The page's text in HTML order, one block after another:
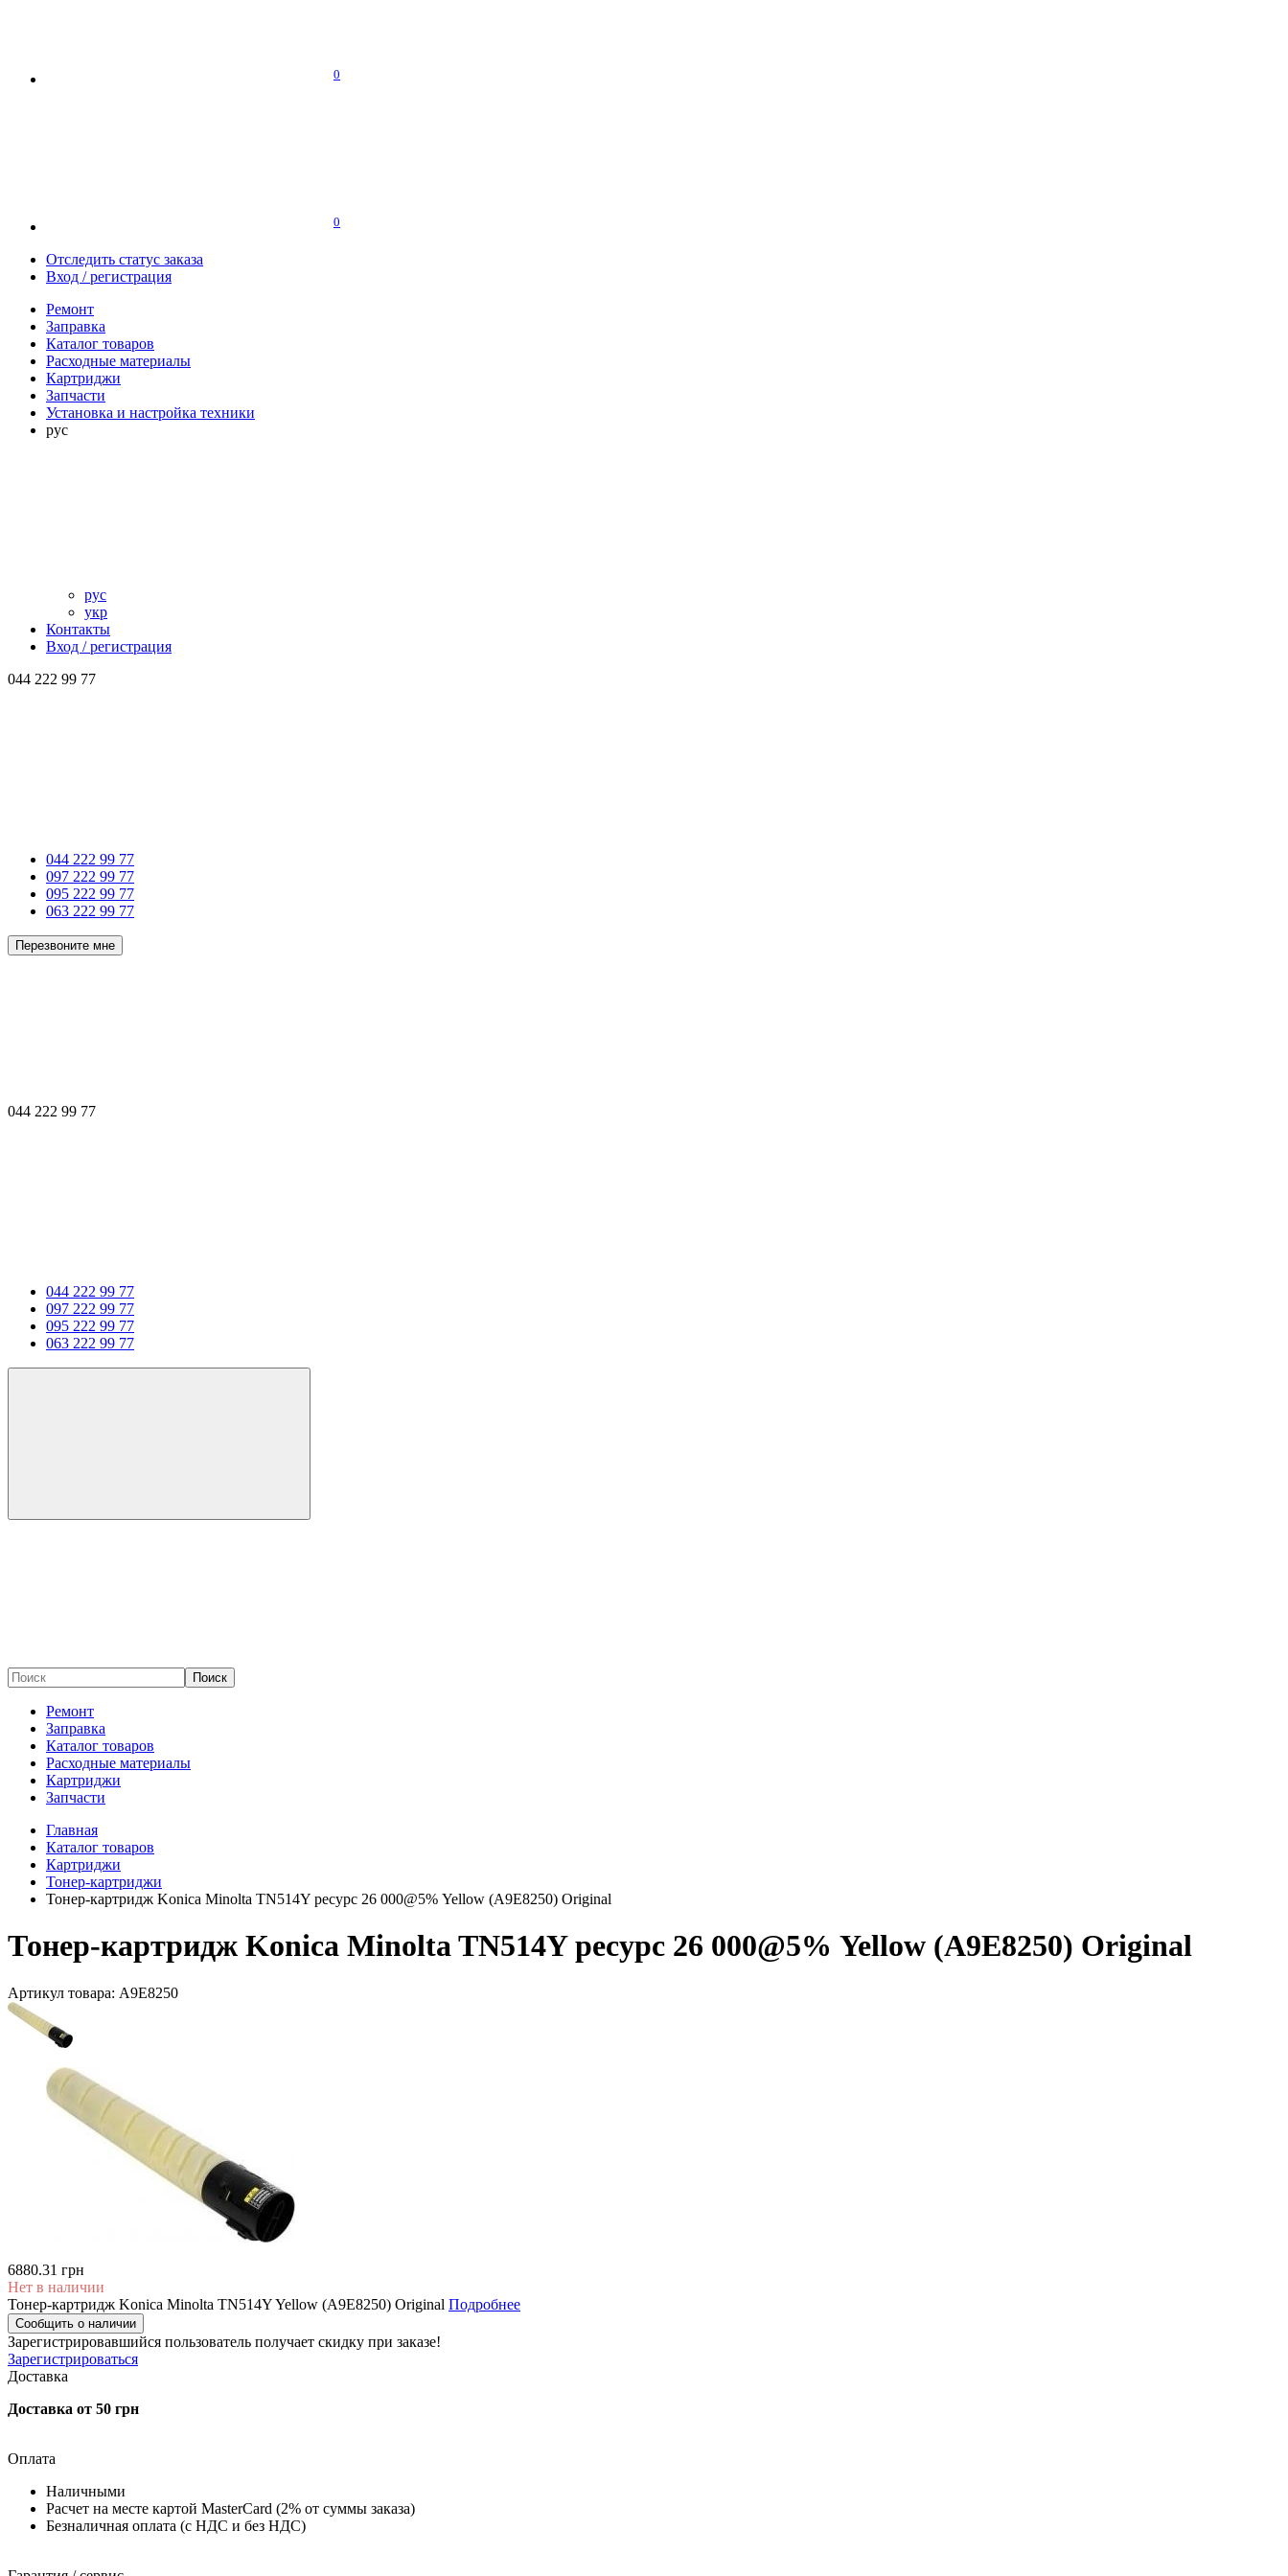
0
0
Отследить статус заказа
Вход / регистрация
Ремонт
Заправка
Каталог товаров
Расходные материалы
Картриджи
Запчасти
Установка и настройка техники
рус
рус
укр
Контакты
Вход / регистрация
044 222 99 77
044 222 99 77
097 222 99 77
095 222 99 77
063 222 99 77
Перезвоните мне
044 222 99 77
044 222 99 77
097 222 99 77
095 222 99 77
063 222 99 77
Поиск
Ремонт
Заправка
Каталог товаров
Расходные материалы
Картриджи
Запчасти
Главная
Каталог товаров
Картриджи
Тонер-картриджи
Тонер-картридж Konica Minolta TN514Y ресурс 26 000@5% Yellow (A9E8250) Original
Тонер-картридж Konica Minolta TN514Y ресурс 26 000@5% Yellow (A9E8250) Original
Артикул товара: A9E8250
6880.31 грн
Нет в наличии
Тонер-картридж Konica Minolta TN514Y Yellow (A9E8250) Original Подробнее
Сообщить о наличии
Зарегистрировавшийся пользователь получает скидку при заказе!
Зарегистрироваться
Доставка
Доставка от 50 грн
Оплата
Наличными
Расчет на месте картой MasterCard (2% от суммы заказа)
Безналичная оплата (с НДС и без НДС)